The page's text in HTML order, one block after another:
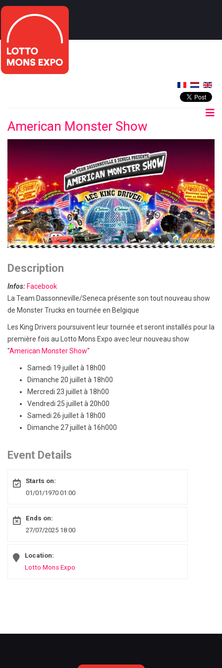
American Monster Show
Description
Infos: Facebook
La Team Dassonneville/Seneca présente son tout nouveau show
de Monster Trucks en tournée en Belgique
Les King Drivers poursuivent leur tournée et seront installés pour la
première fois au Lotto Mons Expo avec leur nouveau show
"American Monster Show"
Samedi 19 juillet à 18h00
Dimanche 20 juillet à 18h00
Mercredi 23 juillet à 18h00
Vendredi 25 juillet à 20h00
Samedi 26 juillet à 18h00
Dimanche 27 juillet à 16h000
Event Details
Starts on:
01/01/1970 01:00
Ends on:
27/07/2025 18:00
Location:
Lotto Mons Expo